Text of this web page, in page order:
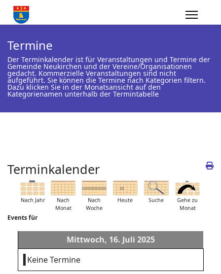
Termine
Der Terminkalender ist für Veranstaltungen und Termine der
Gemeinde Neukirchen und der Vereine/Organisationen
gedacht. Kommerzielle Veranstaltungen sind nicht
aufgeführt. Sie können die Termine nach Kategorien filtern.
Dazu klicken Sie in der Monatsansicht auf den
Kategorienamen unterhalb der Termintabelle
Terminkalender
Nach Jahr
Nach
Monat
Nach
Woche
Heute Suche
Gehe zu
Monat
Events für
Mittwoch, 16. Juli 2025
Keine Termine